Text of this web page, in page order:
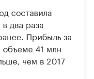
составила
два раза
Прибыль за
41 млн
чем в 2017